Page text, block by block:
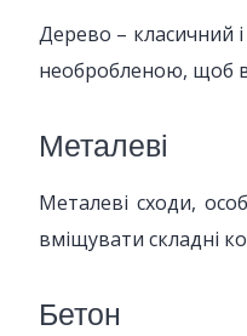
Дерево – класичний
необробленою, щоб
Металеві
Металеві сходи,
вміщувати складні
Бетон